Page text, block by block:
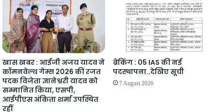
खास खबर : आईजी अजय यादव ने
कॉमनवेल्थ गेम्स 2026 की रजत
पदक विजेता ज्ञानेश्वरी यादव को
सम्मानित किया, एसपी,
आईपीएस अंकिता शर्मा उपस्थित
रहीं
ब्रेकिंग : 05 IAS की नई
पदस्थापना..देखिए सूची
7 August 2026